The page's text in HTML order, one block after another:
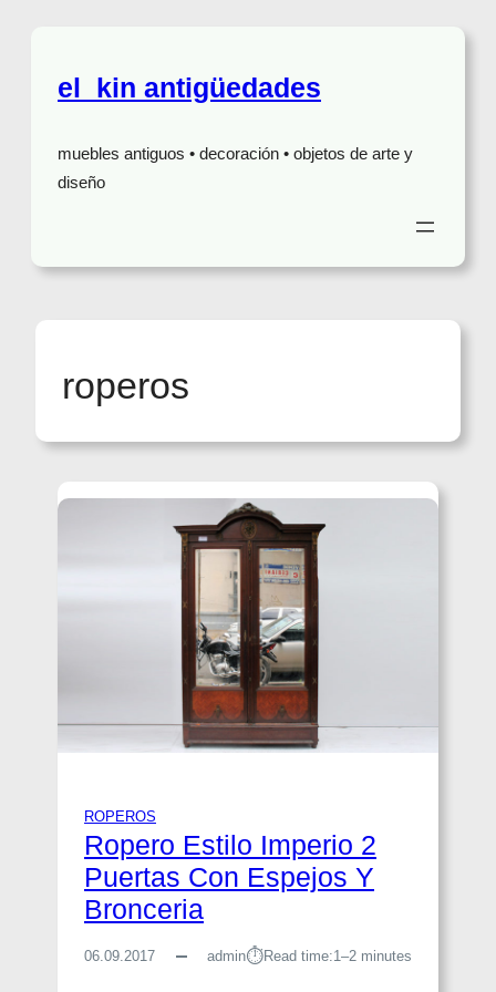
el_kin antigüedades
muebles antiguos • decoración • objetos de arte y
diseño
roperos
ROPEROS
Ropero Estilo Imperio 2
Puertas Con Espejos Y
Bronceria
06.09.2017 admin⏱︎Read time:1–2 minutes